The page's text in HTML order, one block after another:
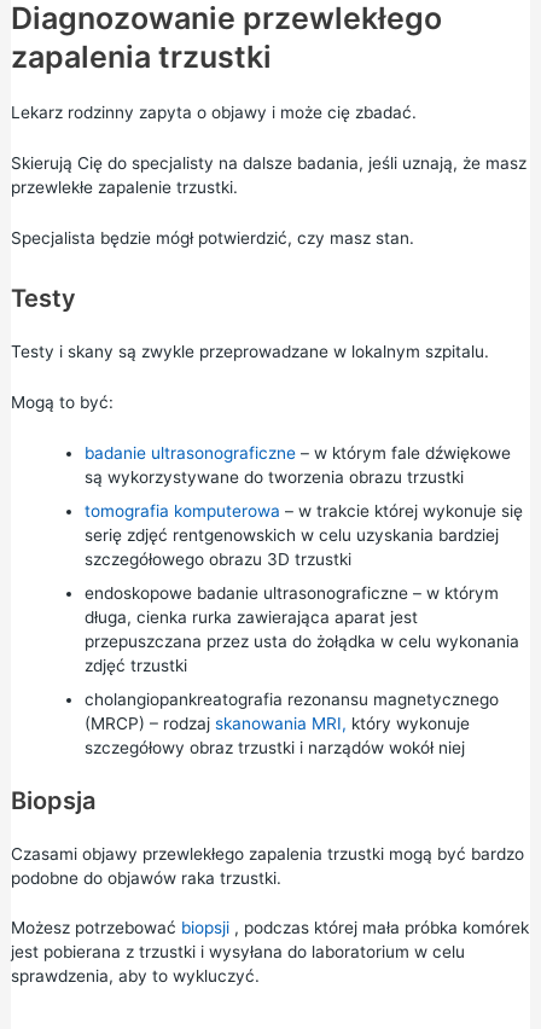
Diagnozowanie przewlekłego
zapalenia trzustki
Lekarz rodzinny zapyta o objawy i może cię zbadać.
Skierują Cię do specjalisty na dalsze badania, jeśli uznają, że masz
przewlekłe zapalenie trzustki.
Specjalista będzie mógł potwierdzić, czy masz stan.
Testy
Testy i skany są zwykle przeprowadzane w lokalnym szpitalu.
Mogą to być:
badanie ultrasonograficzne– w którym fale dźwiękowe
są wykorzystywane do tworzenia obrazu trzustki
tomografia komputerowa – w trakcie której wykonuje się
serię zdjęć rentgenowskich w celu uzyskania bardziej
szczegółowego obrazu 3D trzustki
endoskopowe badanie ultrasonograficzne – w którym
długa, cienka rurka zawierająca aparat jest
przepuszczana przez usta do żołądka w celu wykonania
zdjęć trzustki
cholangiopankreatografia rezonansu magnetycznego
(MRCP) – rodzaj skanowania MRI, który wykonuje
szczegółowy obraz trzustki i narządów wokół niej
Biopsja
Czasami objawy przewlekłego zapalenia trzustki mogą być bardzo
podobne do objawów raka trzustki.
Możesz potrzebować biopsji, podczas której mała próbka komórek
jest pobierana z trzustki i wysyłana do laboratorium w celu
sprawdzenia, aby to wykluczyć.